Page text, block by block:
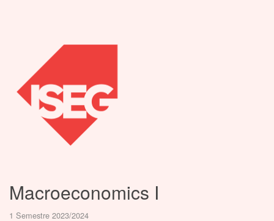
Macroeconomics I
1 Semestre 2023/2024